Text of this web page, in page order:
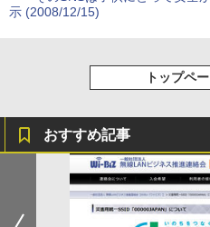
示 (2008/12/15)
トップペ
おすすめ記事